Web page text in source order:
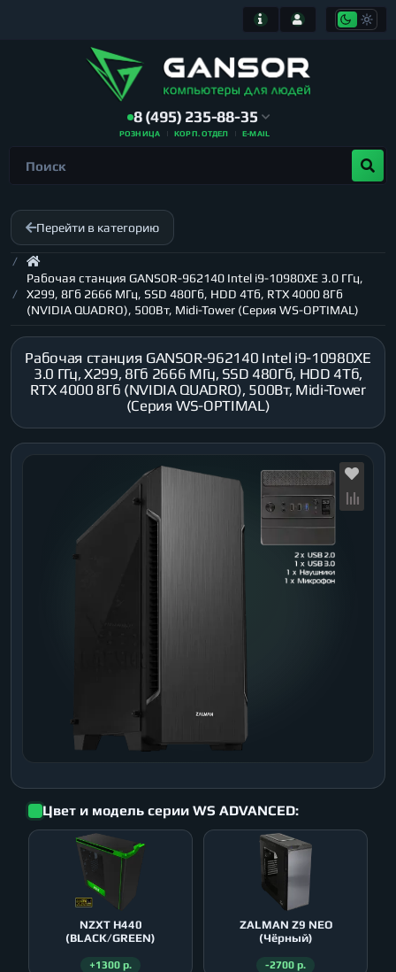
8 (495) 235-88-35
РОЗНИЦА КОРП. ОТДЕЛ E-MAIL
Перейти в категорию
Рабочая станция GANSOR-962140 Intel i9-10980XE 3.0 ГГц,
X299, 8Гб 2666 МГц, SSD 480Гб, HDD 4Тб, RTX 4000 8Гб
(NVIDIA QUADRO), 500Вт, Midi-Tower (Серия WS-OPTIMAL)
Рабочая станция GANSOR-962140 Intel i9-10980XE
3.0 ГГц, X299, 8Гб 2666 МГц, SSD 480Гб, HDD 4Тб,
RTX 4000 8Гб (NVIDIA QUADRO), 500Вт, Midi-Tower
(Серия WS-OPTIMAL)
Цвет и модель серии WS ADVANCED:
NZXT H440
(BLACK/GREEN)
+1300 р.
ZALMAN Z9 NEO
(Чёрный)
-2700 р.